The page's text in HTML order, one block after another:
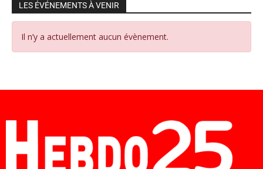
LES ÉVÉNEMENTS À VENIR
Il n’y a actuellement aucun évènement.